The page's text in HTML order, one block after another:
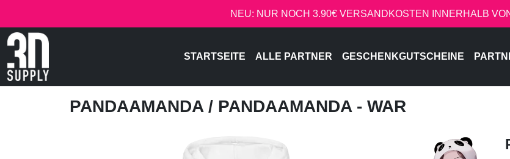
NEU: NUR NOCH 3.90€ VERSANDKOSTEN INNERHALB
STARTSEITE ALLE PARTNER GESCHENKGUTSCHEINE
PANDAAMANDA / PANDAAMANDA - WAR